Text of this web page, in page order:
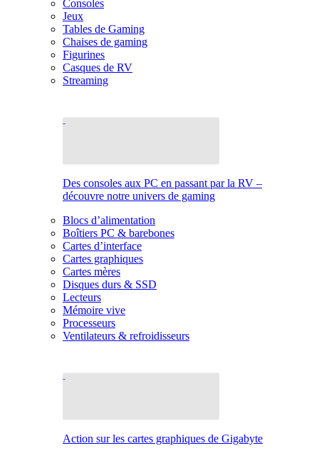
Consoles
Jeux
Tables de Gaming
Chaises de gaming
Figurines
Casques de RV
Streaming
Des consoles aux PC en passant par la RV –
découvre notre univers de gaming
Blocs d’alimentation
Boîtiers PC & barebones
Cartes d’interface
Cartes graphiques
Cartes mères
Disques durs & SSD
Lecteurs
Mémoire vive
Processeurs
Ventilateurs & refroidisseurs
Action sur les cartes graphiques de Gigabyte